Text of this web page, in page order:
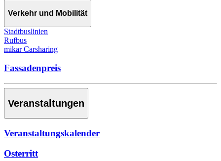
Verkehr und Mobilität
Stadtbuslinien
Rufbus
mikar Carsharing
Fassadenpreis
Veranstaltungen
Veranstaltungskalender
Osterritt